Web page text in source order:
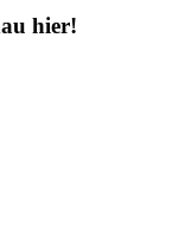
hier!